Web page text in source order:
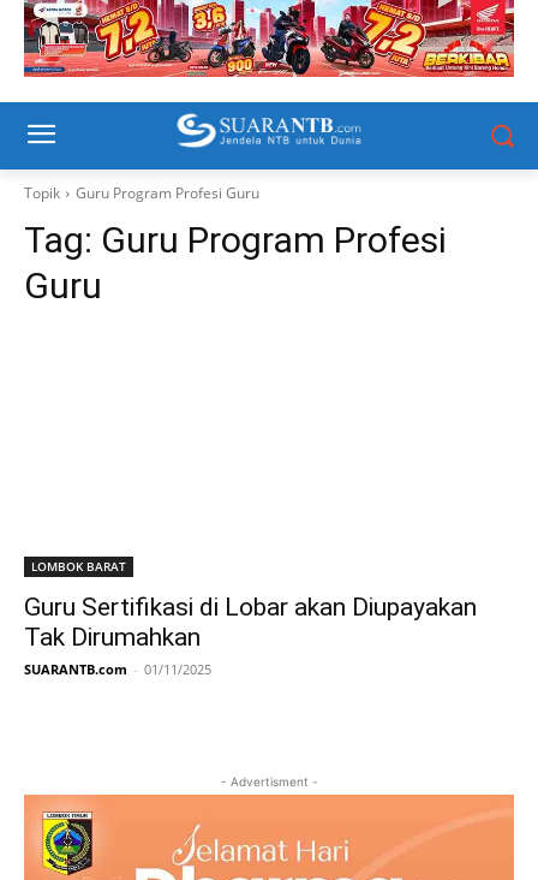
Topik Guru Program Profesi Guru
Tag: Guru Program Profesi
Guru
LOMBOK BARAT
Guru Sertifikasi di Lobar akan Diupayakan
Tak Dirumahkan
SUARANTB.com - 01/11/2025
- Advertisment -